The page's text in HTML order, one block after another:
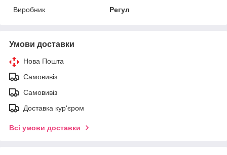
Виробник
Регул
Умови доставки
Нова Пошта
Самовивіз
Самовивіз
Доставка кур'єром
Всі умови доставки